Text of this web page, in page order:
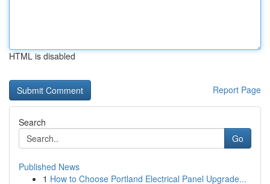
HTML is disabled
Report Page
Search
Go
Published News
1 How to Choose Portland Electrical Panel Upgrade...